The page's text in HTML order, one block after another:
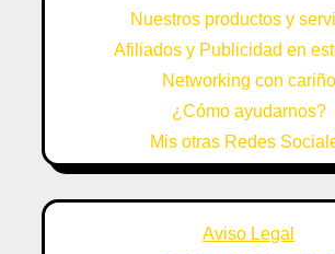
Nuestros productos y
Afiliados y Publicidad en
Networking con cariño
¿Cómo ayudarnos?
Mis otras Redes
Aviso Legal